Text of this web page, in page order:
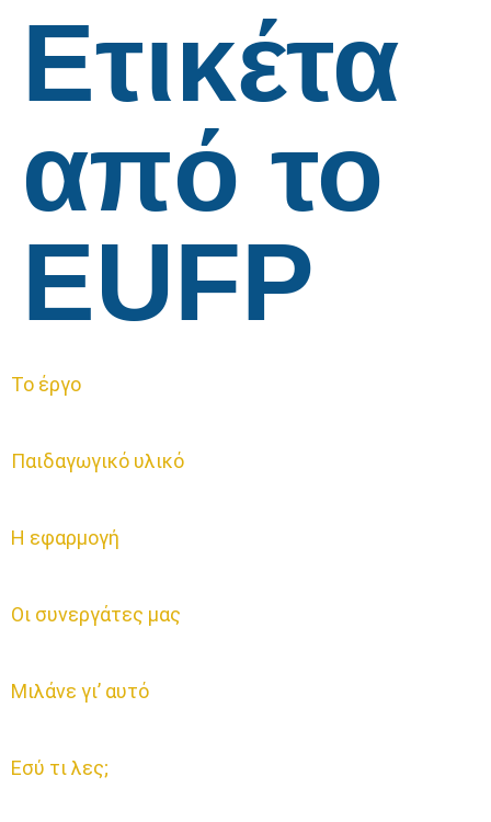
Ετικέτα
από το
EUFP
Το έργο
Παιδαγωγικό υλικό
Η εφαρμογή
Οι συνεργάτες μας
Μιλάνε γι’ αυτό
Εσύ τι λες;